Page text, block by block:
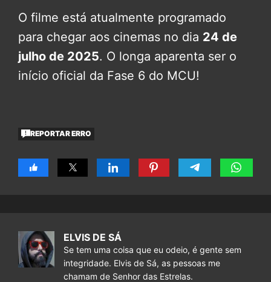
O filme está atualmente programado
para chegar aos cinemas no dia 24 de
julho de 2025. O longa aparenta ser o
início oficial da Fase 6 do MCU!
REPORTAR ERRO
ELVIS DE SÁ
Se tem uma coisa que eu odeio, é gente sem
integridade. Elvis de Sá, as pessoas me
chamam de Senhor das Estrelas.